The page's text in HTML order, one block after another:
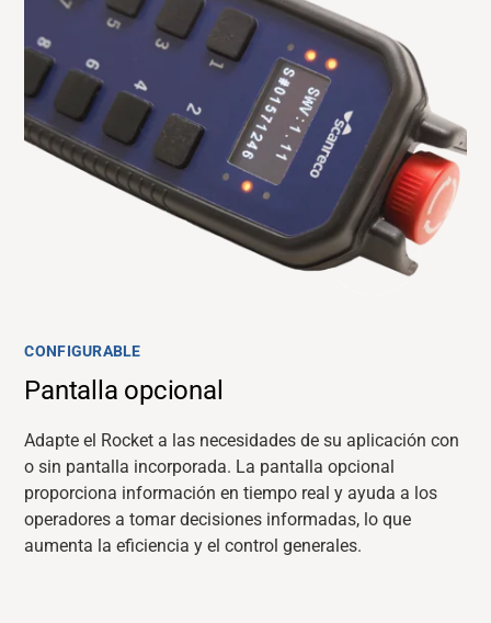
CONFIGURABLE
Pantalla opcional
Adapte el Rocket a las necesidades de su aplicación con
o sin pantalla incorporada. La pantallaopcional
proporciona información en tiempo real y ayuda a los
operadores a tomar decisiones informadas, lo que
aumenta la eficiencia y el control generales.